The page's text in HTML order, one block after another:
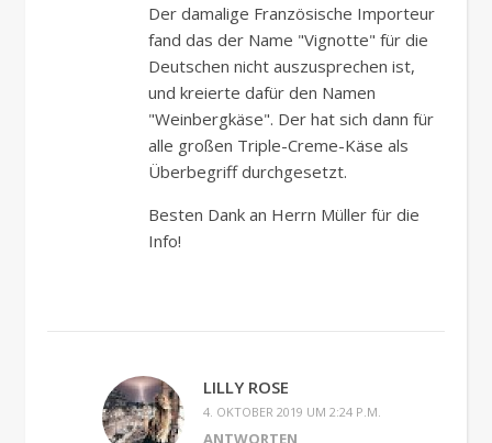
Der damalige Französische Importeur
fand das der Name "Vignotte" für die
Deutschen nicht auszusprechen ist,
und kreierte dafür den Namen
"Weinbergkäse". Der hat sich dann für
alle großen Triple-Creme-Käse als
Überbegriff durchgesetzt.
Besten Dank an Herrn Müller für die
Info!
LILLY ROSE
4. OKTOBER 2019 UM 2:24 P.M.
ANTWORTEN